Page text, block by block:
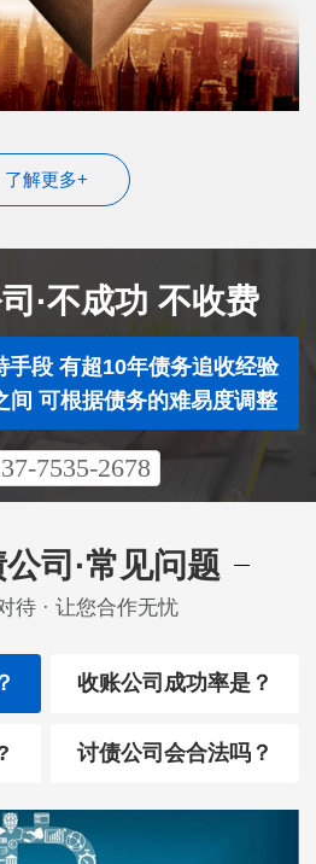
了解更多+
·不成功 不收费
手段 有超10年债务追收经验
间 可根据债务的难易度调整
7535-2678
司·常见问题
待 · 让您合作无忧
收账公司成功率是？
讨债公司会合法吗？